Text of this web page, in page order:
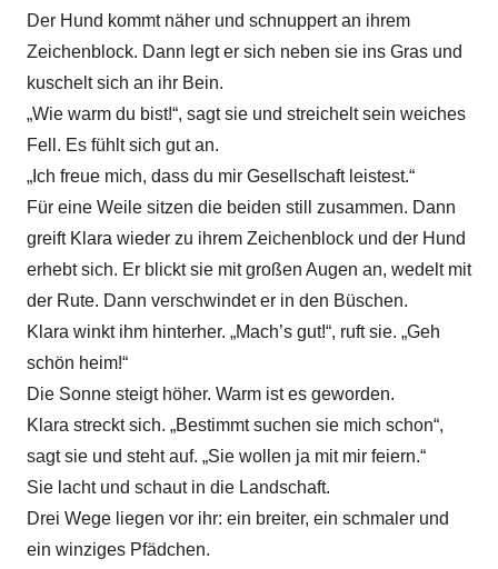
Der Hund kommt näher und schnuppert an ihrem
Zeichenblock. Dann legt er sich neben sie ins Gras und
kuschelt sich an ihr Bein.
„Wie warm du bist!“, sagt sie und streichelt sein weiches
Fell. Es fühlt sich gut an.
„Ich freue mich, dass du mir Gesellschaft leistest.“
Für eine Weile sitzen die beiden still zusammen. Dann
greift Klara wieder zu ihrem Zeichenblock und der Hund
erhebt sich. Er blickt sie mit großen Augen an, wedelt mit
der Rute. Dann verschwindet er in den Büschen.
Klara winkt ihm hinterher. „Mach’s gut!“, ruft sie. „Geh
schön heim!“
Die Sonne steigt höher. Warm ist es geworden.
Klara streckt sich. „Bestimmt suchen sie mich schon“,
sagt sie und steht auf. „Sie wollen ja mit mir feiern.“
Sie lacht und schaut in die Landschaft.
Drei Wege liegen vor ihr: ein breiter, ein schmaler und
ein winziges Pfädchen.